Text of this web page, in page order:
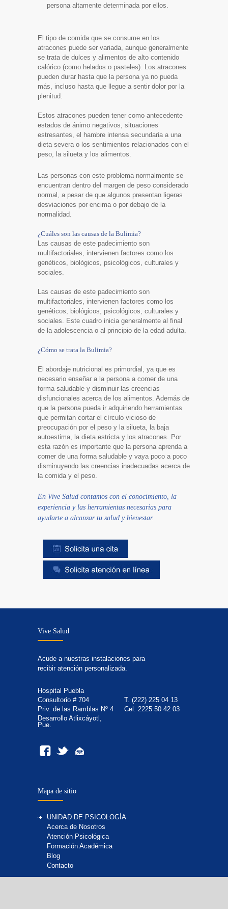
persona altamente determinada por ellos.
El tipo de comida que se consume en los
atracones puede ser variada, aunque generalmente
se trata de dulces y alimentos de alto contenido
calórico (como helados o pasteles). Los atracones
pueden durar hasta que la persona ya no pueda
más, incluso hasta que llegue a sentir dolor por la
plenitud.
Estos atracones pueden tener como antecedente
estados de ánimo negativos, situaciones
estresantes, el hambre intensa secundaria a una
dieta severa o los sentimientos relacionados con el
peso, la silueta y los alimentos.
Las personas con este problema normalmente se
encuentran dentro del margen de peso considerado
normal, a pesar de que algunos presentan ligeras
desviaciones por encima o por debajo de la
normalidad.
¿Cuáles son las causas de la Bulimia?
Las causas de este padecimiento son
multifactoriales, intervienen factores como los
genéticos, biológicos, psicológicos, culturales y
sociales.
Las causas de este padecimiento son
multifactoriales, intervienen factores como los
genéticos, biológicos, psicológicos, culturales y
sociales. Este cuadro inicia generalmente al final
de la adolescencia o al principio de la edad adulta.
¿Cómo se trata la Bulimia?
El abordaje nutricional es primordial, ya que es
necesario enseñar a la persona a comer de una
forma saludable y disminuir las creencias
disfuncionales acerca de los alimentos. Además de
que la persona pueda ir adquiriendo herramientas
que permitan cortar el círculo vicioso de
preocupación por el peso y la silueta, la baja
autoestima, la dieta estricta y los atracones. Por
esta razón es importante que la persona aprenda a
comer de una forma saludable y vaya poco a poco
disminuyendo las creencias inadecuadas acerca de
la comida y el peso.
En Vive Salud contamos con el conocimiento, la
experiencia y las herramientas necesarias para
ayudarte a alcanzar tu salud y bienestar.
Vive Salud
Acude a nuestras instalaciones para
recibir atención personalizada.
Hospital Puebla
Consultorio # 704
T. (222) 225 04 13
Priv. de las Ramblas Nº 4
Cel: 2225 50 42 03
Desarrollo Atlixcáyotl,
Pue.
Mapa de sitio
UNIDAD DE PSICOLOGÍA
Acerca de Nosotros
Atención Psicológica
Formación Académica
Blog
Contacto